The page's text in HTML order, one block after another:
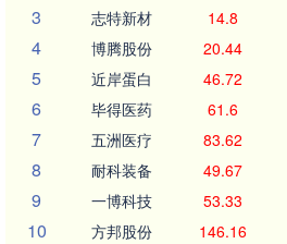
3 志特新材 14.8
4 博腾股份 20.44
5 近岸蛋白 46.72
6 毕得医药 61.6
7 五洲医疗 83.62
8 耐科装备 49.67
9 一博科技 53.33
10 方邦股份 146.16